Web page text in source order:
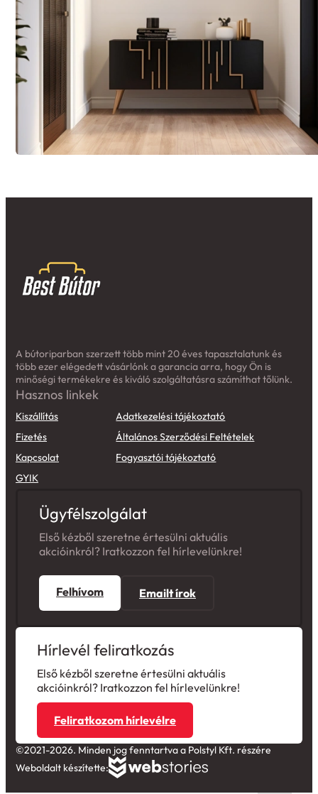
A bútoriparban szerzett több mint 20 éves tapasztalatunk és
több ezer elégedett vásárlónk a garancia arra, hogy Ön is
minőségi termékekre és kiváló szolgáltatásra számíthat tőlünk.
Hasznos linkek
Kiszállítás
Fizetés
Kapcsolat
GYIK
Adatkezelési tájékoztató
Általános Szerződési Feltételek
Fogyasztói tájékoztató
Ügyfélszolgálat
Első kézből szeretne értesülni aktuális
akcióinkról? Iratkozzon fel hírlevelünkre!
Felhívom Emailt írok
Hírlevél feliratkozás
Első kézből szeretne értesülni aktuális
akcióinkról? Iratkozzon fel hírlevelünkre!
Feliratkozom hírlevélre
©2021-2026. Minden jog fenntartva a Polstyl Kft. részére
Weboldalt készítette: